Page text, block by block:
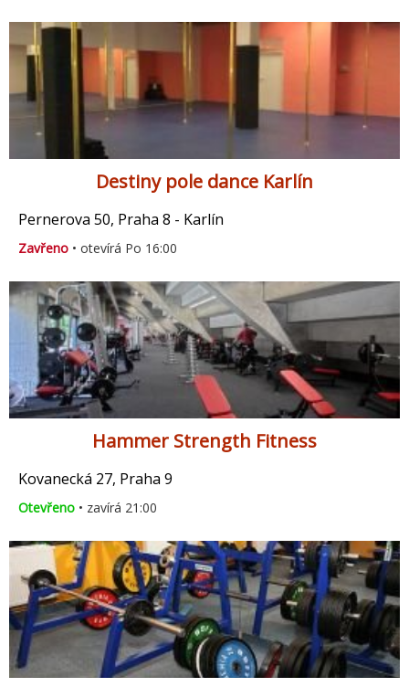
Destiny pole dance Karlín
Pernerova 50, Praha 8 - Karlín
Zavřeno • otevírá Po 16:00
Hammer Strength Fitness
Kovanecká 27, Praha 9
Otevřeno • zavírá 21:00